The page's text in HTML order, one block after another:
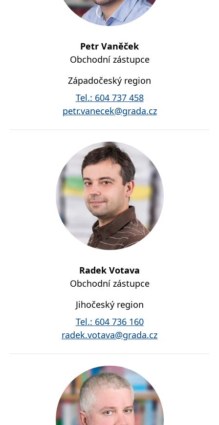
Petr Vaněček
Obchodní zástupce
Západočeský region
Tel.: 604 737 458
petr.vanecek@grada.cz
Radek Votava
Obchodní zástupce
Jihočeský region
Tel.: 604 736 160
radek.votava@grada.cz